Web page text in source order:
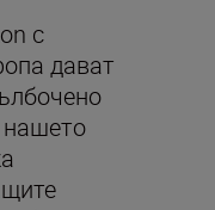
с
дават
нашето